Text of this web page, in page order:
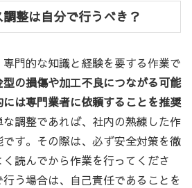
整は自分で行うべき？
門的な知識と経験を要する作業で
の損傷や加工不良につながる可能
は専門業者に依頼することを推奨
な調整であれば、社内の熟練した作
す。その際は、必ず安全対策を徹
読んでから作業を行ってくださ
う場合は、自己責任であることを